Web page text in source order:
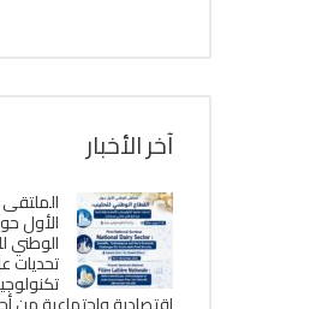
آخر الأخبار
الأول
الوطني
تحديات